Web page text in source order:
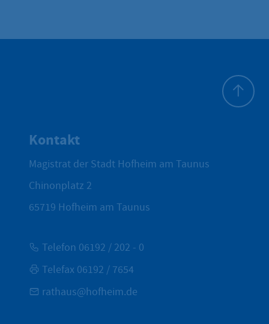
Kontakt
Magistrat der Stadt Hofheim am Taunus
Chinonplatz 2
65719 Hofheim am Taunus
Telefon 06192 / 202 - 0
Telefax 06192 / 7654
rathaus@hofheim.de